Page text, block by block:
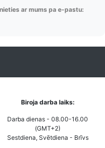
pieejamie
konta
PayPal
ar mums pa e-pastu:
Biroja darba laiks:
Darba dienas - 08.00-16.00
(GMT+2)
Sestdiena, Svētdiena - Brīvs